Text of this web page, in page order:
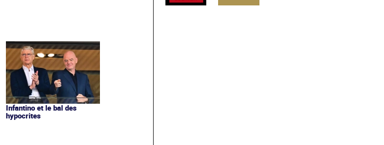
Infantino et le bal des
hypocrites